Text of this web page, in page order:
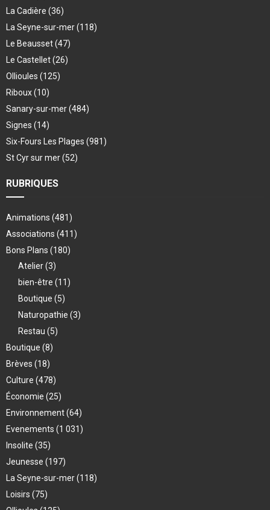
La Cadière (36)
La Seyne-sur-mer(118)
Le Beausset(47)
Le Castellet(26)
Ollioules (125)
Riboux(10)
Sanary-sur-mer(484)
Signes (14)
Six-Fours Les Plages (981)
St Cyr sur mer(52)
RUBRIQUES
Animations (481)
Associations (411)
Bons Plans (180)
Atelier(3)
bien-être (11)
Boutique (5)
Naturopathie (3)
Restau (5)
Boutique (8)
Brèves (18)
Culture (478)
Économie (25)
Environnement(64)
Evenements (1 031)
Insolite (35)
Jeunesse (197)
La Seyne-sur-mer(118)
Loisirs (75)